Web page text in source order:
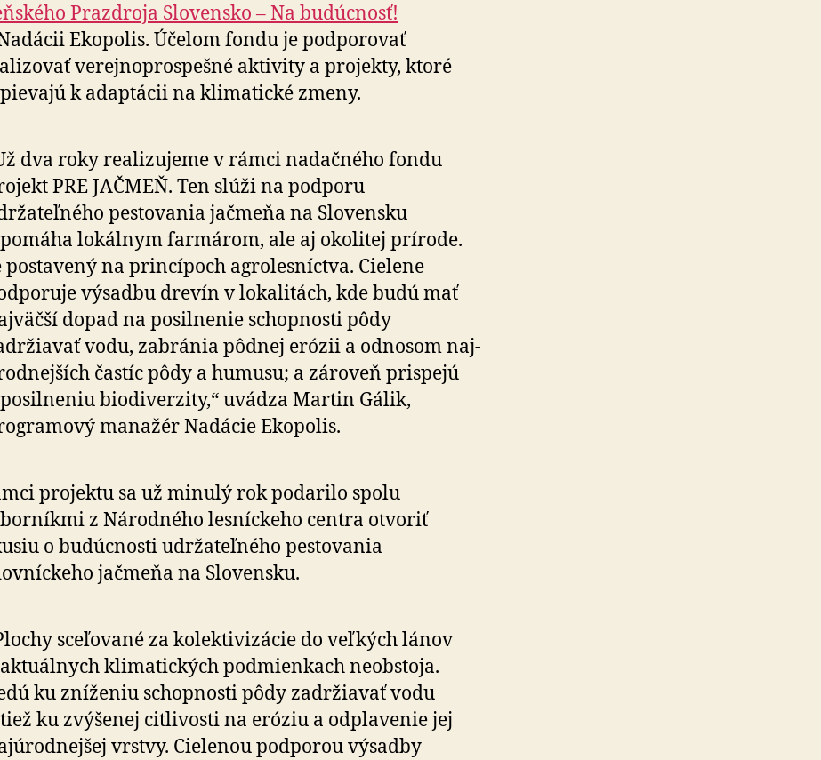
Prazdroja Slovensko – Na bu­dúc­nosť!
Ekopolis. Účelom fondu je pod­po­ro­vať
verejno­prospešné aktivity a projekty, ktoré
k adaptácii na klimatické zmeny.
dva roky realizujeme v rámci nadačného fondu
PRE JAČMEŇ. Ten slúži na podporu
pestovania jačmeňa na Slovensku
lokálnym farmárom, ale aj okolitej prírode.
postavený na princípoch agro­lesníctva. Cielene
výsadbu drevín v lokalitách, kde budú mať
dopad na po­sil­ne­nie schopnosti pôdy
vodu, zabránia pôdnej erózii a odnosom naj­
častíc pôdy a humusu; a zároveň prispejú
bio­di­ver­zi­ty,“ uvádza Martin Gálik,
manažér Nadácie Ekopolis.
projektu sa už minulý rok podarilo spolu
z Národného lesníckeho centra otvoriť
o bu­dúc­nosti udržateľného pestovania
jačmeňa na Slo­vensku.
sceľované za ko­lek­ti­vi­zá­cie do veľkých lánov
klimatických podmienkach neobstoja.
ku zníženiu schopnosti pôdy zadržiavať vodu
ku zvýšenej citlivosti na eróziu a odplavenie jej
vrstvy. Cielenou podporou výsadby